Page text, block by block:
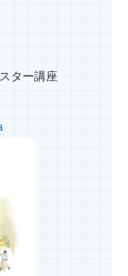
ター講座